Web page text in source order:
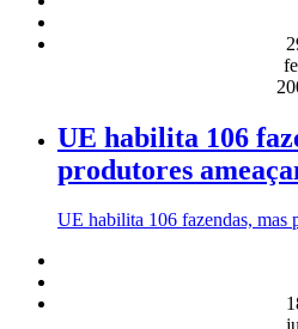
UE habilita 106
produtores
UE habilita 106 fazendas, mas